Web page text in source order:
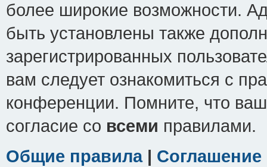
более широкие возможности.
быть установлены также
зарегистрированных
вам следует ознакомиться с
конференции. Помните, что
согласие со всеми правилами.
Общие правила|